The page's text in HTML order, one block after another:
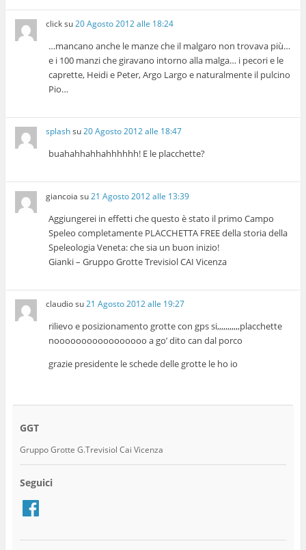
clicksu20 Agosto 2012 alle 18:24
…mancano anche le manze che il malgaro non trovava più…
e i 100 manzi che giravano intorno alla malga… i pecori e le
caprette, Heidi e Peter, Argo Largo e naturalmente il pulcino
Pio…
splashsu20 Agosto 2012 alle 18:47
buahahhahhahhhhhh! E le placchette?
giancoia su21 Agosto 2012 alle 13:39
Aggiungerei in effetti che questo è stato il primo Campo
Speleo completamente PLACCHETTA FREE della storia della
Speleologia Veneta: che sia un buon inizio!
Gianki – Gruppo Grotte Trevisiol CAI Vicenza
claudiosu21 Agosto 2012 alle 19:27
rilievo e posizionamento grotte con gps si,,,,,,,,,,,placchette
nooooooooooooooooo a go’ dito can dal porco
grazie presidente le schede delle grotte le ho io
GGT
Gruppo Grotte G.Trevisiol Cai Vicenza
Seguici
Facebook